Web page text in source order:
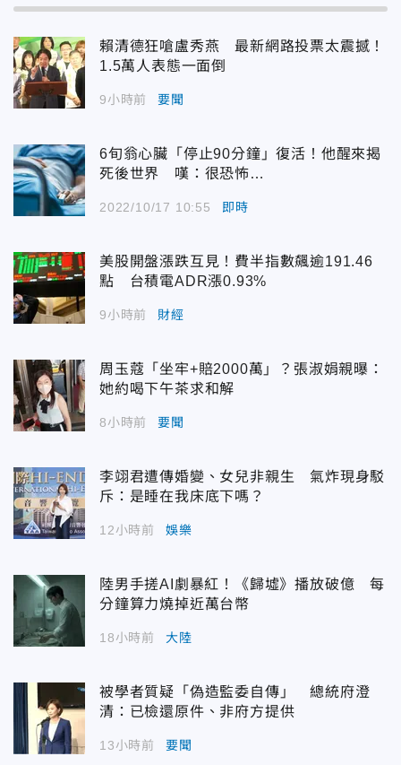
賴清德狂嗆盧秀燕 最新網路投票太震撼！
1.5萬人表態一面倒
9小時前 要聞
6旬翁心臟「停止90分鐘」復活！他醒來揭
死後世界 嘆：很恐怖…
2022/10/17 10:55 即時
美股開盤漲跌互見！費半指數飆逾191.46
點 台積電ADR漲0.93%
9小時前 財經
周玉蔻「坐牢+賠2000萬」？張淑娟親曝：
她約喝下午茶求和解
8小時前 要聞
李翊君遭傳婚變、女兒非親生 氣炸現身駁
斥：是睡在我床底下嗎？
12小時前 娛樂
陸男手搓AI劇暴紅！《歸墟》播放破億 每
分鐘算力燒掉近萬台幣
18小時前 大陸
被學者質疑「偽造監委自傳」 總統府澄
清：已檢還原件、非府方提供
13小時前 要聞